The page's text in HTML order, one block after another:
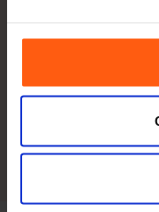
Plan een gesprek